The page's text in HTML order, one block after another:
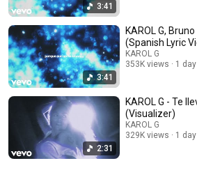
3:41
3:41
KAROL G,
(Spanish Lyric
KAROL G
353K views
1
2:31
KAROL G - Te
(Visualizer)
KAROL G
329K views
1